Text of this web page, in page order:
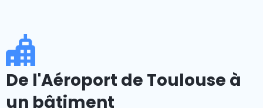
De l'Aéroport de Toulouse à
un bâtiment